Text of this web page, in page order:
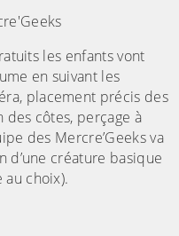
les enfants vont
en suivant les
placement précis des
côtes, perçage à
des Mercre’Geeks va
d’une créature basique
choix).